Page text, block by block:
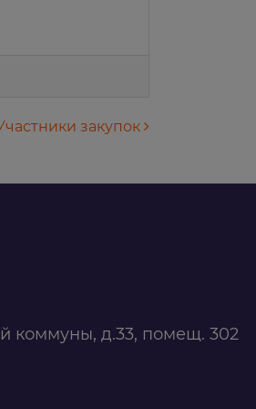
закупок
коммуны, д.33, помещ. 302